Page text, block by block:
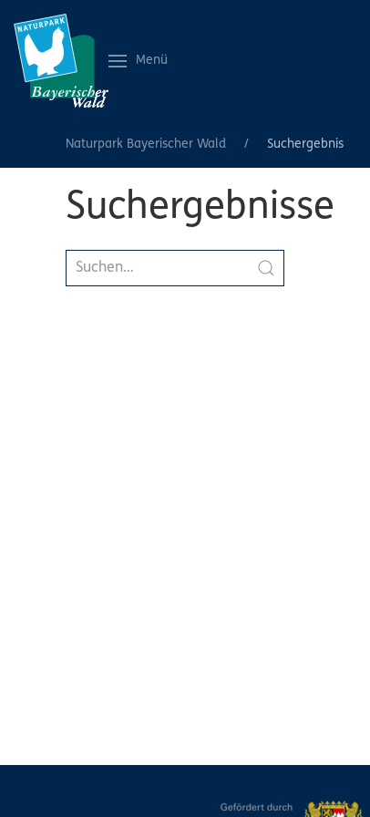
Menü
Naturpark Bayerischer Wald Suchergebnis
Suchergebnisse